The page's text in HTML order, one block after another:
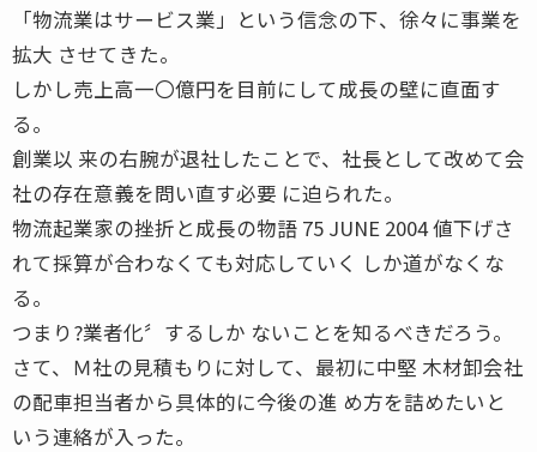
「物流業はサービス業」という信念の下、徐々に事業を
拡大 させてきた。
しかし売上高一〇億円を目前にして成長の壁に直面す
る。
創業以 来の右腕が退社したことで、社長として改めて会
社の存在意義を問い直す必要 に迫られた。
物流起業家の挫折と成長の物語 75 JUNE 2004 値下げさ
れて採算が合わなくても対応していく しか道がなくな
る。
つまり?業者化〞するしか ないことを知るべきだろう。
さて、Ｍ社の見積もりに対して、最初に中堅 木材卸会社
の配車担当者から具体的に今後の進 め方を詰めたいと
いう連絡が入った。